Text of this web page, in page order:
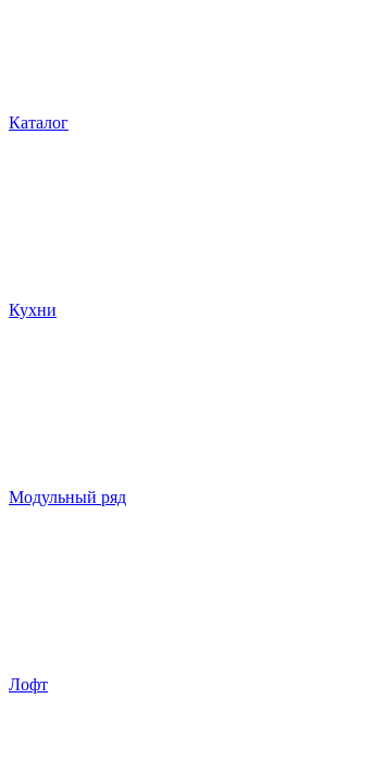
Каталог
Кухни
Модульный ряд
Лофт